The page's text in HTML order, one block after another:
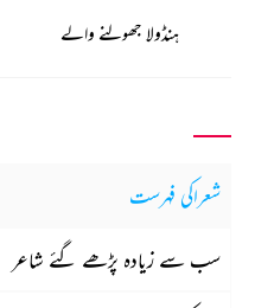
ہنڈولا جھولنے والے
شعراکی فہرست
سب سے زیادہ پڑھے گئے شاعر